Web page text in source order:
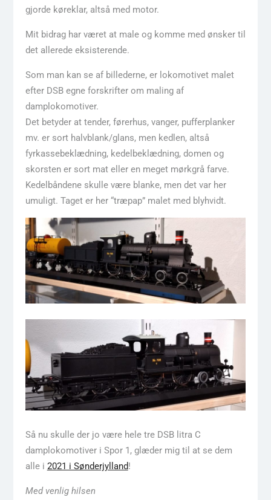
gjorde køreklar, altså med motor.
Mit bidrag har været at male og komme med ønsker til
det allerede eksisterende.
Som man kan se af billederne, er lokomotivet malet
efter DSB egne forskrifter om maling af
damplokomotiver.
Det betyder at tender, førerhus, vanger, pufferplanker
mv. er sort halvblank/glans, men kedlen, altså
fyrkassebeklædning, kedelbeklædning, domen og
skorsten er sort mat eller en meget mørkgrå farve.
Kedelbåndene skulle være blanke, men det var her
umuligt. Taget er her “træpap” malet med blyhvidt.
Så nu skulle der jo være hele tre DSB litra C
damplokomotiver i Spor 1, glæder mig til at se dem
alle i 2021 i Sønderjylland!
Med venlig hilsen